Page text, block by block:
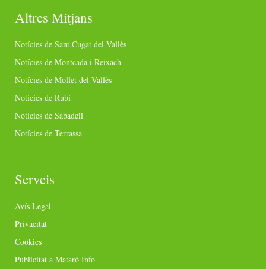
Altres Mitjans
Notícies de Sant Cugat del Vallès
Notícies de Montcada i Reixach
Notícies de Mollet del Vallès
Notícies de Rubí
Notícies de Sabadell
Notícies de Terrassa
Serveis
Avís Legal
Privacitat
Cookies
Publicitat a Mataró Info